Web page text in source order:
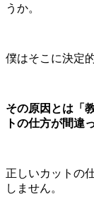
うか。
僕はそこに決定
その原因とは「
トの仕方が間違
正しいカットの
しません。